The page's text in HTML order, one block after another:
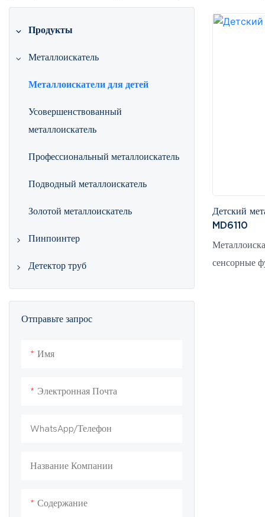
Продукты
Металлоискатель
Металлоискатели для детей
Усовершенствованный
металлоискатель
Профессиональный металлоискатель
Подводный металлоискатель
Золотой металлоискатель
Пинпоинтер
Металлоискатель Пинпоинтер
Детектор труб
Отправьте запрос
Имя
Электронная Почта
WhatsApp/телефон
Название Компании
Содержание
Детский
MD6110
сенсорные